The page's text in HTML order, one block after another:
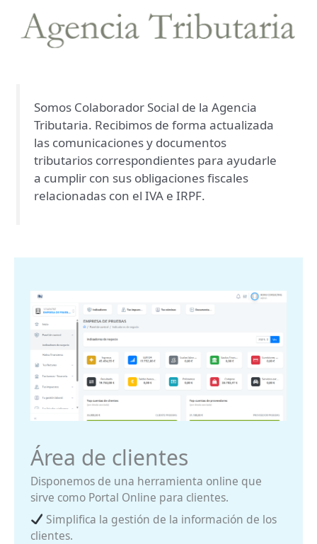
Somos Colaborador Social de la Agencia
Tributaria. Recibimos de forma actualizada
las comunicaciones y documentos
tributarios correspondientes para ayudarle
a cumplir con sus obligaciones fiscales
relacionadas con el IVA e IRPF.
Área de clientes
Disponemos de una herramienta online que
sirve como Portal Online para clientes.
Simplifica la gestión de la información de los
clientes.